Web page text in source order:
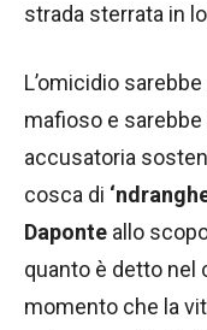
strada sterrata in
L’omicidio
mafioso e
accusatoria
cosca di
Daponte allo
quanto è detto nel
momento che la